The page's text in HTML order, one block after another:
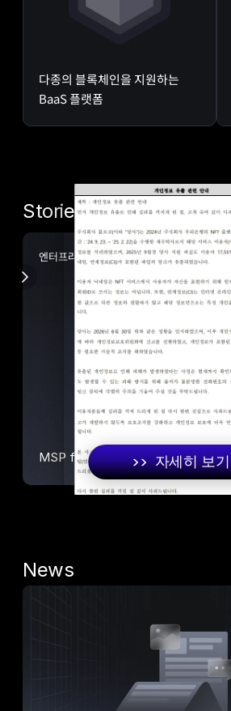
>>  자세히 보기
다종의 블록체인을 지원하는
BaaS 플랫폼
Stories
엔터프라이즈
MSP for Enterprise
News